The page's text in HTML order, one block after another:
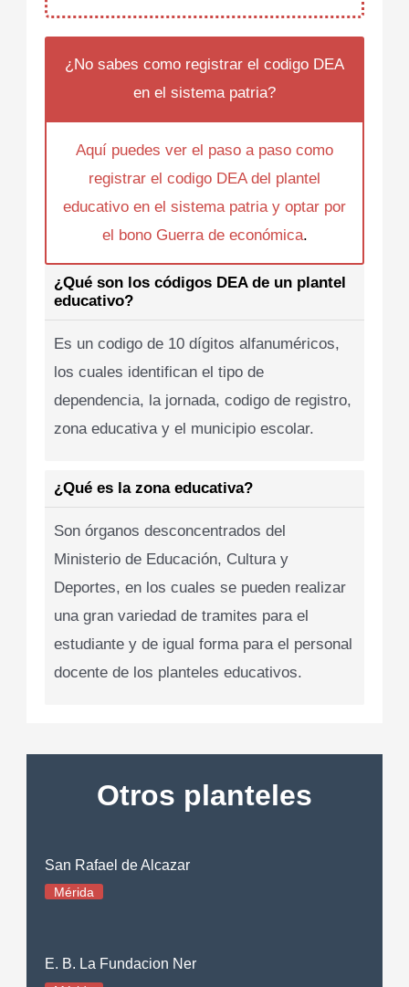
¿No sabes como registrar el codigo DEA
en el sistema patria?
Aquí puedes ver el paso a paso como
registrar el codigo DEA del plantel
educativo en el sistema patria y optar por
el bono Guerra de económica.
¿Qué son los códigos DEA de un plantel
educativo?
Es un codigo de 10 dígitos alfanuméricos,
los cuales identifican el tipo de
dependencia, la jornada, codigo de registro,
zona educativa y el municipio escolar.
¿Qué es la zona educativa?
Son órganos desconcentrados del
Ministerio de Educación, Cultura y
Deportes, en los cuales se pueden realizar
una gran variedad de tramites para el
estudiante y de igual forma para el personal
docente de los planteles educativos.
Otros planteles
San Rafael de Alcazar
Mérida
E. B. La Fundacion Ner